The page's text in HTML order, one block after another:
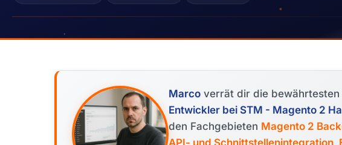
Marco verrät dir die
Entwickler bei STM - Magento 2
den Fachgebieten Magento 2
API- und Schnittstellenintegration,